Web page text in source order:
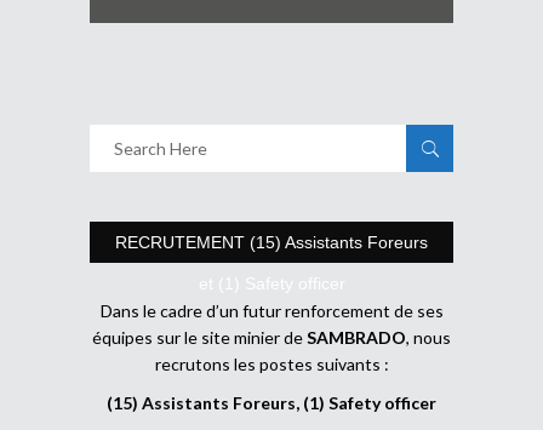
RECRUTEMENT (15) Assistants Foreurs
et (1) Safety officer
Dans le cadre d’un futur renforcement de ses
équipes sur le site minier deSAMBRADO, nous
recrutons les postes suivants :
(15) Assistants Foreurs, (1) Safety officer